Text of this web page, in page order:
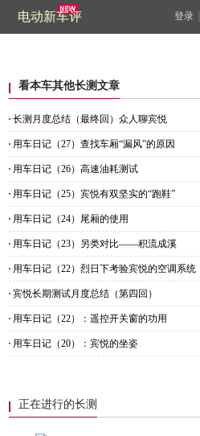
电动新车评 登录
看本车其他长测文章
长测月度总结（最终回）众人聊宾悦
用车日记（27）查找车厢“漏风”的原因
用车日记（26）高速油耗测试
用车日记（25）宾悦有双坚实的“跑鞋”
用车日记（24）尾厢的使用
用车日记（23）另类对比——积流成溪
用车日记（22）烈日下考验宾悦的空调系统
宾悦长期测试月度总结（第四回）
用车日记（22）：遥控开关窗的功用
用车日记（20）：宾悦的坐姿
正在进行的长测